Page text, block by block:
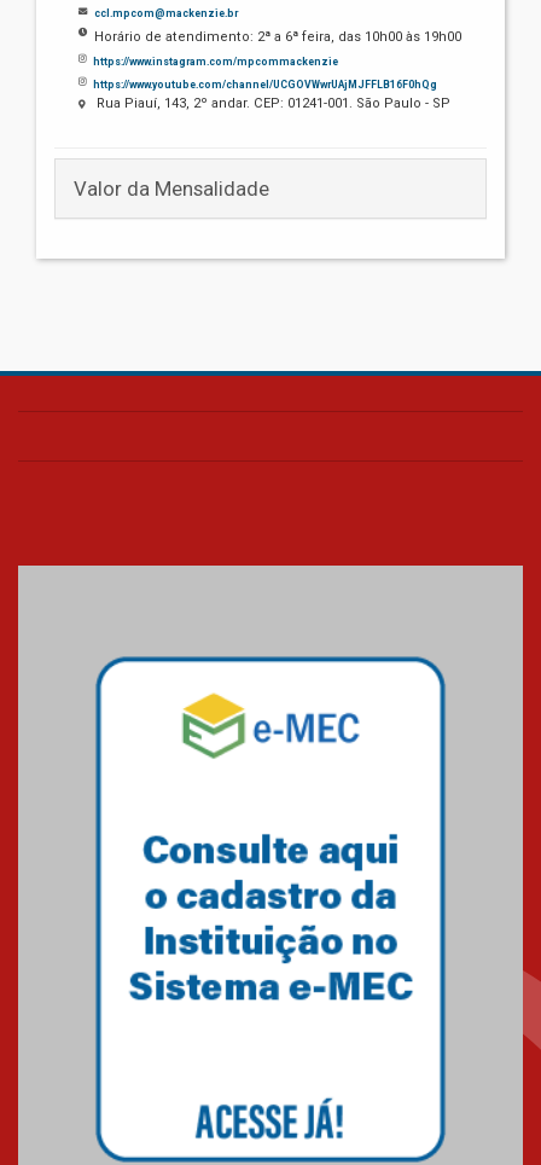
ccl.mpcom@mackenzie.br
Horário de atendimento: 2ª a 6ª feira, das 10h00 às 19h00
https://www.instagram.com/mpcommackenzie
https://www.youtube.com/channel/UCGOVWwrUAjMJFFLB16F0hQg
Rua Piauí, 143, 2º andar. CEP: 01241-001. São Paulo - SP
Valor da Mensalidade